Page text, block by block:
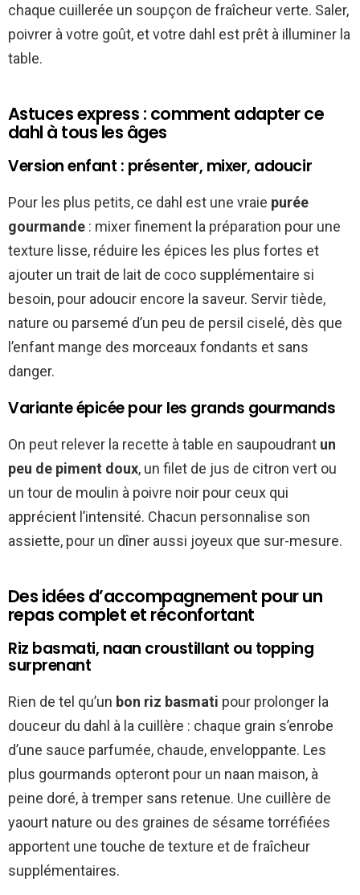
chaque cuillerée un soupçon de fraîcheur verte. Saler,
poivrer à votre goût, et votre dahl est prêt à illuminer la
table.
Astuces express : comment adapter ce
dahl à tous les âges
Version enfant : présenter, mixer, adoucir
Pour les plus petits, ce dahl est une vraie purée
gourmande : mixer finement la préparation pour une
texture lisse, réduire les épices les plus fortes et
ajouter un trait de lait de coco supplémentaire si
besoin, pour adoucir encore la saveur. Servir tiède,
nature ou parsemé d’un peu de persil ciselé, dès que
l’enfant mange des morceaux fondants et sans
danger.
Variante épicée pour les grands gourmands
On peut relever la recette à table en saupoudrant un
peu de piment doux, un filet de jus de citron vert ou
un tour de moulin à poivre noir pour ceux qui
apprécient l’intensité. Chacun personnalise son
assiette, pour un dîner aussi joyeux que sur-mesure.
Des idées d’accompagnement pour un
repas complet et réconfortant
Riz basmati, naan croustillant ou topping
surprenant
Rien de tel qu’un bon riz basmati pour prolonger la
douceur du dahl à la cuillère : chaque grain s’enrobe
d’une sauce parfumée, chaude, enveloppante. Les
plus gourmands opteront pour un naan maison, à
peine doré, à tremper sans retenue. Une cuillère de
yaourt nature ou des graines de sésame torréfiées
apportent une touche de texture et de fraîcheur
supplémentaires.